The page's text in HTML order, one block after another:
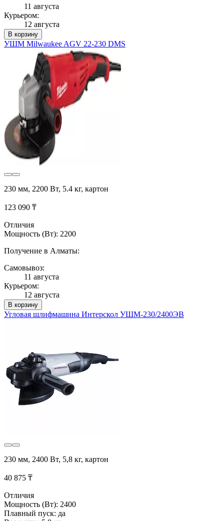
11 августа
Курьером:
12 августа
В корзину
УШМ Milwaukee AGV 22-230 DMS
230 мм, 2200 Вт, 5.4 кг, картон
123 090 ₸
Отличия
Мощность (Вт): 2200
Получение в Алматы:
Самовывоз:
11 августа
Курьером:
12 августа
В корзину
Угловая шлифмашина Интерскол УШМ-230/2400ЭВ
230 мм, 2400 Вт, 5,8 кг, картон
40 875 ₸
Отличия
Мощность (Вт): 2400
Плавный пуск: да